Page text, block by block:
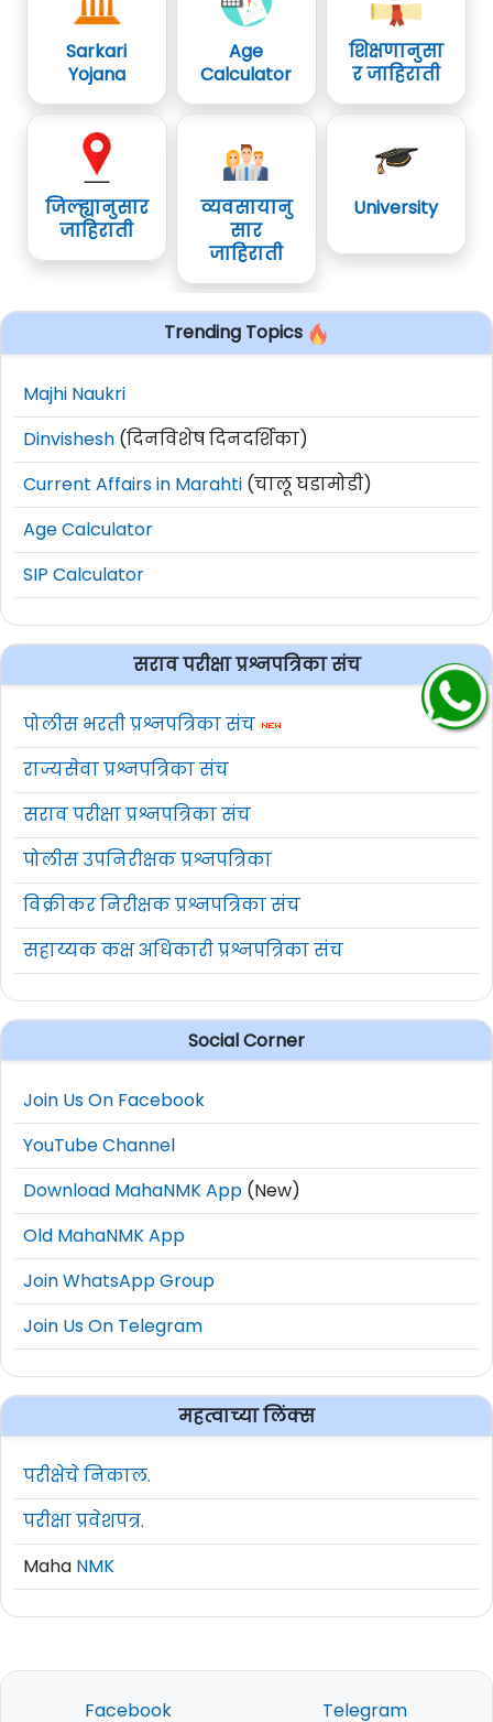
Sarkari
Yojana
Age
Calculator
शिक्षणानुसा
र जाहिराती
जिल्ह्यानुसार
जाहिराती
व्यवसायानु
सार
जाहिराती
University
Trending Topics
Majhi Naukri
Dinvishesh (दिनविशेष दिनदर्शिका)
Current Affairs in Marahti (चालू घडामोडी)
Age Calculator
SIP Calculator
सराव परीक्षा प्रश्नपत्रिका संच
पोलीस भरती प्रश्नपत्रिका संच
राज्यसेवा प्रश्नपत्रिका संच
सराव परीक्षा प्रश्नपत्रिका संच
पोलीस उपनिरीक्षक प्रश्नपत्रिका
विक्रीकर निरीक्षक प्रश्नपत्रिका संच
सहाय्यक कक्ष अधिकारी प्रश्नपत्रिका संच
Social Corner
Join Us On Facebook
YouTube Channel
Download MahaNMK App (New)
Old MahaNMK App
Join WhatsApp Group
Join Us On Telegram
महत्वाच्या लिंक्स
परीक्षेचे निकाल.
परीक्षा प्रवेशपत्र.
Maha NMK
Facebook Telegram